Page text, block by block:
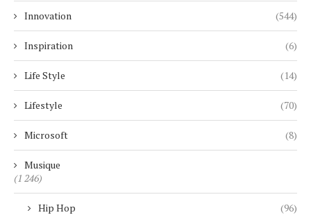
Innovation (544)
Inspiration (6)
Life Style (14)
Lifestyle (70)
Microsoft (8)
Musique
(1 246)
Hip Hop (96)